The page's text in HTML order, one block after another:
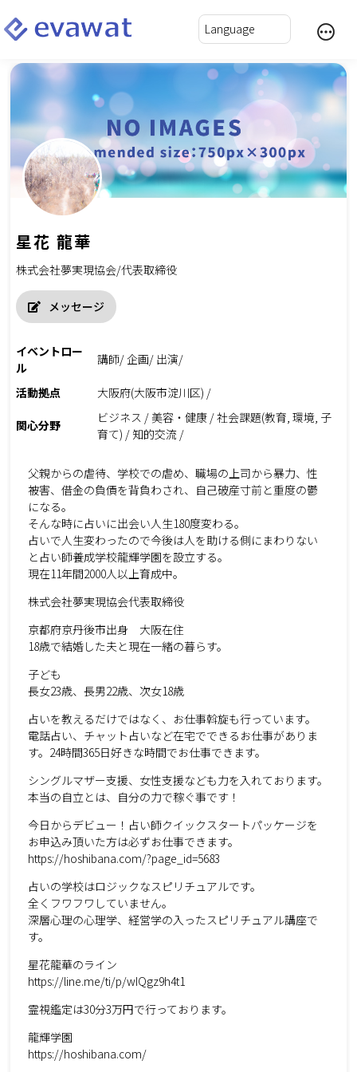
星花 龍華
株式会社夢実現協会/代表取締役
メッセージ
イベントロー
ル
講師/ 企画/ 出演/
活動拠点 大阪府(大阪市淀川区) /
関心分野
ビジネス / 美容・健康 / 社会課題(教育, 環境, 子
育て) / 知的交流 /
父親からの虐待、学校での虐め、職場の上司から暴力、性
被害、借金の負債を背負わされ、自己破産寸前と重度の鬱
になる。
そんな時に占いに出会い人生180度変わる。
占いで人生変わったので今後は人を助ける側にまわりない
と占い師養成学校龍輝学園を設立する。
現在11年間2000人以上育成中。
株式会社夢実現協会代表取締役
京都府京丹後市出身 大阪在住
18歳で結婚した夫と現在一緒の暮らす。
子ども
長女23歳、長男22歳、次女18歳
占いを教えるだけではなく、お仕事斡旋も行っています。
電話占い、チャット占いなど在宅でできるお仕事がありま
す。24時間365日好きな時間でお仕事できます。
シングルマザー支援、女性支援なども力を入れております。
本当の自立とは、自分の力で稼ぐ事です！
今日からデビュー！占い師クイックスタートパッケージを
お申込み頂いた方は必ずお仕事できます。
https://hoshibana.com/?page_id=5683
占いの学校はロジックなスピリチュアルです。
全くフワフワしていません。
深層心理の心理学、経営学の入ったスピリチュアル講座で
す。
星花龍華のライン
https://line.me/ti/p/wIQgz9h4t1
霊視鑑定は30分3万円で行っております。
龍輝学園
https://hoshibana.com/